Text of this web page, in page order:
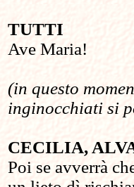
TUTTI
Ave Maria!
(in questo
inginocchiati si
CECILIA,
Poi se avverrà